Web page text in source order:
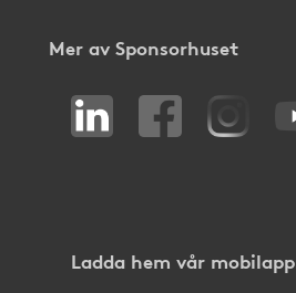
Mer av Sponsorhuset
Ladda hem vår mobilapp